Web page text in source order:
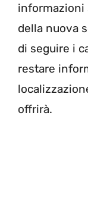
informazioni
della nuova
di seguire i
restare
offrirà.